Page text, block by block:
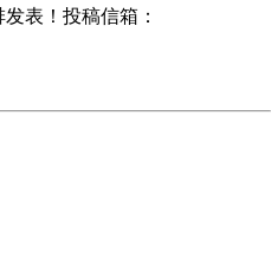
表！投稿信箱：